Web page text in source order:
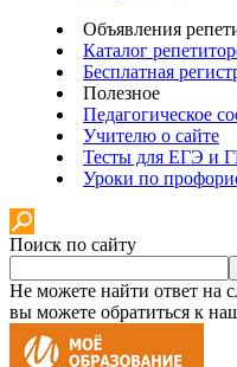
Объявления
Каталог
Бесплатная
Полезное
Педагогическое
Учителю о сайте
Тесты для ЕГЭ и
Уроки по
Поиск по сайту
Не можете найти ответ на
вы можете обратиться к